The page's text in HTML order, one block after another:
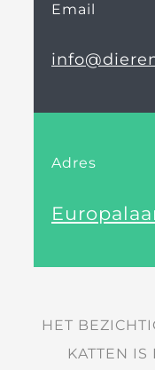
Email
Adres
HET
KATTEN